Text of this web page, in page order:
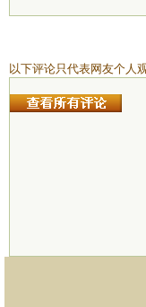
以下评论只代表网友个人